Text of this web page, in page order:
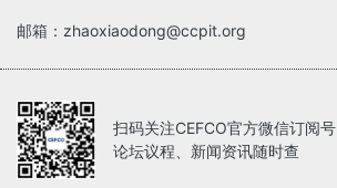
邮箱：zhaoxiaodong@ccpit.org
扫码关注CEFCO官方微信订阅号
论坛议程、新闻资讯随时查